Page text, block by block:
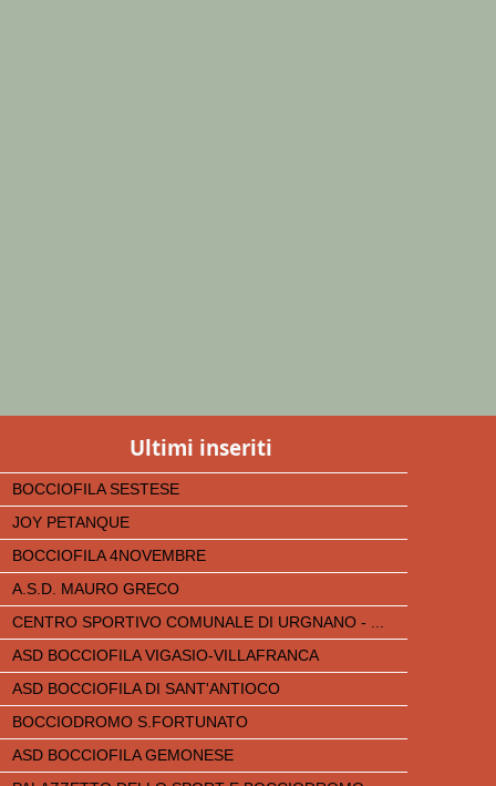
Ultimi inseriti
BOCCIOFILA SESTESE
JOY PETANQUE
BOCCIOFILA 4NOVEMBRE
A.S.D. MAURO GRECO
CENTRO SPORTIVO COMUNALE DI URGNANO - ...
ASD BOCCIOFILA VIGASIO-VILLAFRANCA
ASD BOCCIOFILA DI SANT'ANTIOCO
BOCCIODROMO S.FORTUNATO
ASD BOCCIOFILA GEMONESE